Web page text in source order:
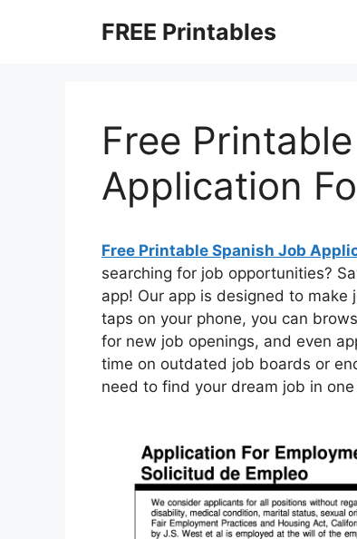
FREE Printables
Free
Application
Free Printable Spanish Job
searching for job opportunities?
app! Our app is designed to
taps on your phone, you can
for new job openings, and even
time on outdated job boards or
need to find your dream job in